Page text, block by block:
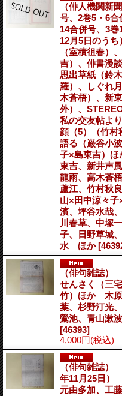
（俳人機関
号、2巻5・6合
14合併号、3
12月5日のう
（室積徂春）
吉）、俳書漫
思出草紙（鈴
羅）、しぐれ
木蒼梧）、新
外）、
私の交友帖よ
顔（5）（竹村
語る（巌谷小
子×島東吉）
東吉、新井声
龍雨、高木蒼
蘆江、竹村秋
山×田中涼々
濱、坪谷水哉
川春草、中塚
子、日野草城
水 ほか
（俳句雑誌
せんさく（三
竹）ほか 木
葉、杉野汀光
鶯池、青山漱
[46393]
4,000円(税込)
（俳句雑誌
年11月25日
元由多加、工